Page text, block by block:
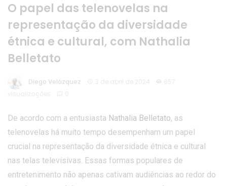
O papel das telenovelas na
representação da diversidade
étnica e cultural, com Nathalia
Belletato
Diego Velázquez 3 de abril de 2024
657
visualizações
0
De acordo com a entusiasta Nathalia Belletato, as
telenovelas há muito tempo desempenham um papel
crucial na representação da diversidade étnica e cultural
nas telas televisivas. Essas formas populares de
entretenimento não apenas cativam audiências ao redor do